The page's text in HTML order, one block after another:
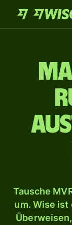
Tausche
um. Wise ist